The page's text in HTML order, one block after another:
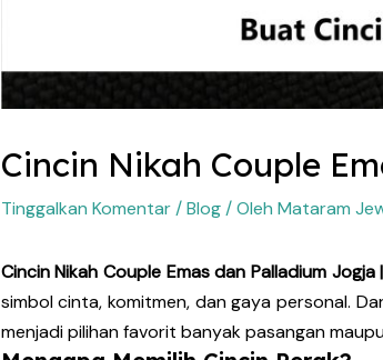
Cincin Nikah Couple
Tinggalkan Komentar /Blog/ Oleh Mataram
Cincin Nikah Couple Emas dan Palladium Jogja |
simbol cinta, komitmen, dan gaya personal.
menjadi pilihan favorit banyak pasangan